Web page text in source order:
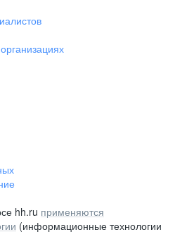
hh.ru применяются
(информационные технологии